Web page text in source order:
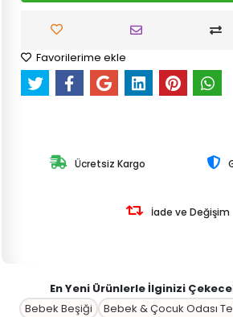
Favorilerime ekle
Ücretsiz Kargo
İade ve Değişim
En Yeni Ürünlerle İlginizi
Bebek Beşiği
Bebek & Çocuk Odası